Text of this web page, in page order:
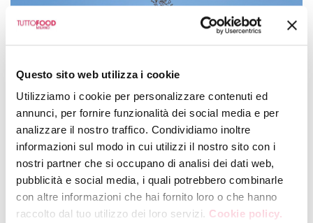
Questo sito web utilizza i cookie
Utilizziamo i cookie per personalizzare contenuti ed
annunci, per fornire funzionalità dei social media e per
analizzare il nostro traffico. Condividiamo inoltre
informazioni sul modo in cui utilizzi il nostro sito con i
nostri partner che si occupano di analisi dei dati web,
pubblicità e social media, i quali potrebbero combinarle
con altre informazioni che hai fornito loro o che hanno
raccolto dal tuo utilizzo dei loro servizi. Cookie policy.